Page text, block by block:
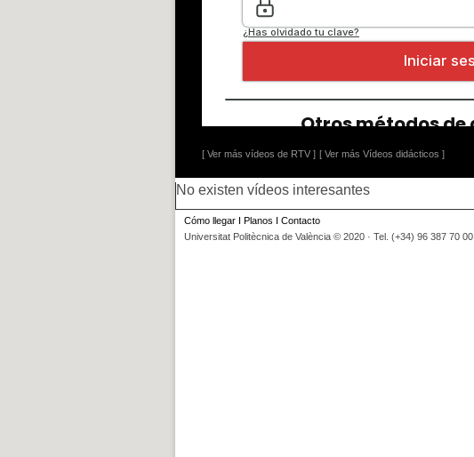
[ Ver más vídeos de RTV ] [ Ver más Vídeos didácticos ]
No existen vídeos interesantes
Cómo llegar I Planos I Contacto
Universitat Politècnica de València © 2020 · Tel. (+34) 96 387 70 00